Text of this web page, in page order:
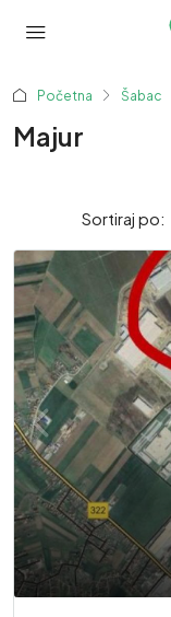
Početna Šabac
Majur
Sortiraj po: